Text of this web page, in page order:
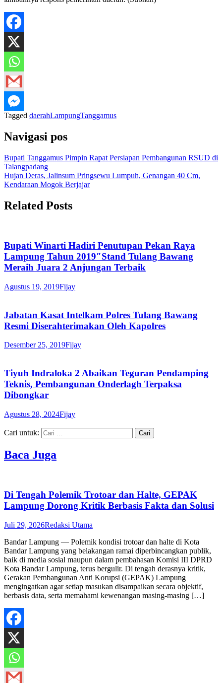
Tagged daerahLampungTanggamus
Navigasi pos
Bupati Tanggamus Pimpin Rapat Persiapan Pembangunan RSUD di
Talangpadang
Hujan Deras, Jalinsum Pringsewu Lumpuh, Genangan 40 Cm,
Kendaraan Mogok Berjajar
Related Posts
Bupati Winarti Hadiri Penutupan Pekan Raya
Lampung Tahun 2019″Stand Tulang Bawang
Meraih Juara 2 Anjungan Terbaik
Agustus 19, 2019Fijay
Jabatan Kasat Intelkam Polres Tulang Bawang
Resmi Diserahterimakan Oleh Kapolres
Desember 25, 2019Fijay
Tiyuh Indraloka 2 Abaikan Teguran Pendamping
Teknis, Pembangunan Onderlagh Terpaksa
Dibongkar
Agustus 28, 2024Fijay
Cari untuk:
Baca Juga
Di Tengah Polemik Trotoar dan Halte, GEPAK
Lampung Dorong Kritik Berbasis Fakta dan Solusi
Juli 29, 2026Redaksi Utama
Bandar Lampung — Polemik kondisi trotoar dan halte di Kota
Bandar Lampung yang belakangan ramai diperbincangkan publik,
baik di media sosial maupun dalam pembahasan Komisi III DPRD
Kota Bandar Lampung, terus bergulir. Di tengah derasnya kritik,
Gerakan Pembangunan Anti Korupsi (GEPAK) Lampung
mengingatkan agar setiap masukan disampaikan secara objektif,
berbasis data, serta memahami kewenangan masing-masing […]